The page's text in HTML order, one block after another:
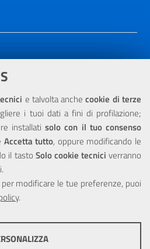
e talvolta anchecookie di terze
i tuoi dati a fini di profilazione;
installatisolo con il tuo consenso
Accetta tutto, oppure modificando le
il tasto Solo cookie tecnici verranno
modificare le tue preferenze, puoi
.
finanziaria dell'Unione
Sicilia 2000/2006 Misura 6.05 -